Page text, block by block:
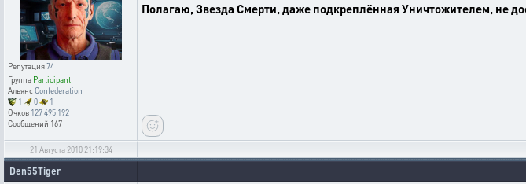
Репутация74
Группа Participant
АльянсConfederation
1
0
1
Очков 127 495 192
Сообщений 167
Полагаю, Звезда Смерти, даже подкреплённая Уничтожителем, не
21 Августа 2010 21:19:34
Den55Tiger